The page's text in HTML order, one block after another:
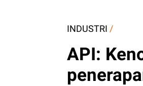
INDUSTRI /
API: